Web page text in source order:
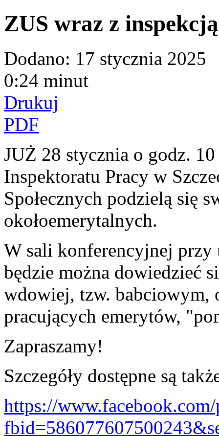
ZUS wraz z
Dodano: 17 stycznia 2025
0:24 minut
Drukuj
PDF
JUŻ 28 stycznia o godz.
Inspektoratu Pracy w
Społecznych podzielą się
okołoemerytalnych.
W sali konferencyjnej
będzie można dowiedzieć
wdowiej, tzw. babciowym,
pracujących emerytów,
Zapraszamy!
Szczegóły dostępne są
https://